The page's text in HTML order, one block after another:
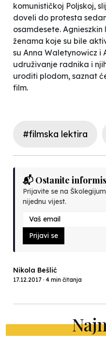
komunističkoj Poljskoj,
doveli do protesta
osamdesete.
ženama koje su bile
su Anna Waletynowicz i
udruživanje radnika i
uroditi plodom, saznat
film.
#filmska lektira
📬 Ostanite
Prijavite se na
nijednu vijest.
Prijavi se
Nikola Bešlić
17.12.2017 · 4 min čitanja